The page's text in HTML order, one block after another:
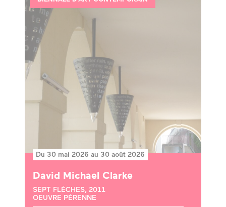
Du 30 mai 2026 au 30 août 2026
David Michael Clarke
SEPT FLÈCHES, 2011
OEUVRE PÉRENNE